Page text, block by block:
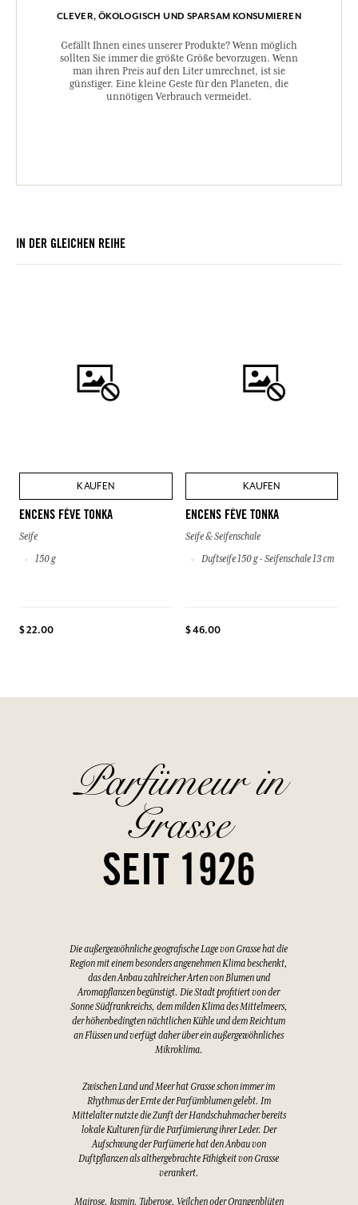
CLEVER, ÖKOLOGISCH UND SPARSAM KONSUMIEREN
Gefällt Ihnen eines unserer Produkte? Wenn möglich
sollten Sie immer die größte Größe bevorzugen. Wenn
man ihren Preis auf den Liter umrechnet, ist sie
günstiger. Eine kleine Geste für den Planeten, die
unnötigen Verbrauch vermeidet.
IN DER GLEICHEN REIHE
KAUFEN
ENCENS FÈVE TONKA
Seife
150 g
$ 22.00
KAUFEN
ENCENS FÈVE TONKA
Seife & Seifenschale
Duftseife 150 g - Seifenschale 13 cm
$ 46.00
Parfümeur in
Grasse
SEIT 1926
Die außergewöhnliche geografische Lage von Grasse hat die
Region mit einem besonders angenehmen Klima beschenkt,
das den Anbau zahlreicher Arten von Blumen und
Aromapflanzen begünstigt. Die Stadt profitiert von der
Sonne Südfrankreichs, dem milden Klima des Mittelmeers,
der höhenbedingten nächtlichen Kühle und dem Reichtum
an Flüssen und verfügt daher über ein außergewöhnliches
Mikroklima.
Zwischen Land und Meer hat Grasse schon immer im
Rhythmus der Ernte der Parfümblumen gelebt. Im
Mittelalter nutzte die Zunft der Handschuhmacher bereits
lokale Kulturen für die Parfümierung ihrer Leder. Der
Aufschwung der Parfümerie hat den Anbau von
Duftpflanzen als althergebrachte Fähigkeit von Grasse
verankert.
Mairose, Jasmin, Tuberose, Veilchen oder Orangenblüten